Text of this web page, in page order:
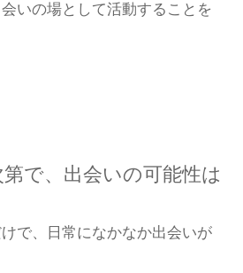
いの場として活動することを
で、出会いの可能性は
で、日常になかなか出会いが